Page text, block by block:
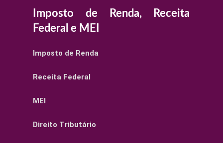
Imposto de Renda, Receita
Federal e MEI
Imposto de Renda
Receita Federal
MEI
Direito Tributário